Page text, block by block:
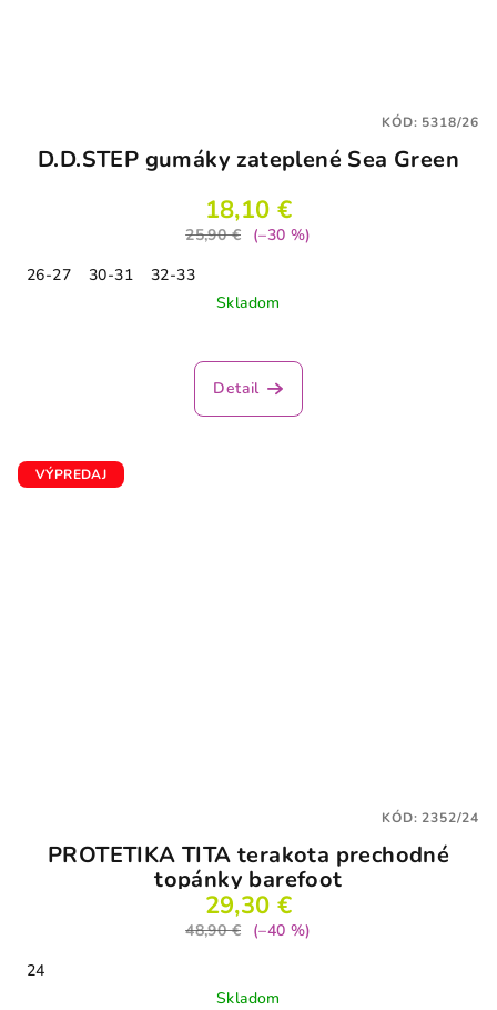
D.D.STEP gumáky zateplené Sea Green
18,10 €
25,90 €
(–30 %)
26-27
30-31
32-33
Skladom
Detail
KÓD: 5318/26
VÝPREDAJ
PROTETIKA TITA terakota prechodné
topánky barefoot
29,30 €
48,90 €
(–40 %)
24
Skladom
KÓD:2352/24